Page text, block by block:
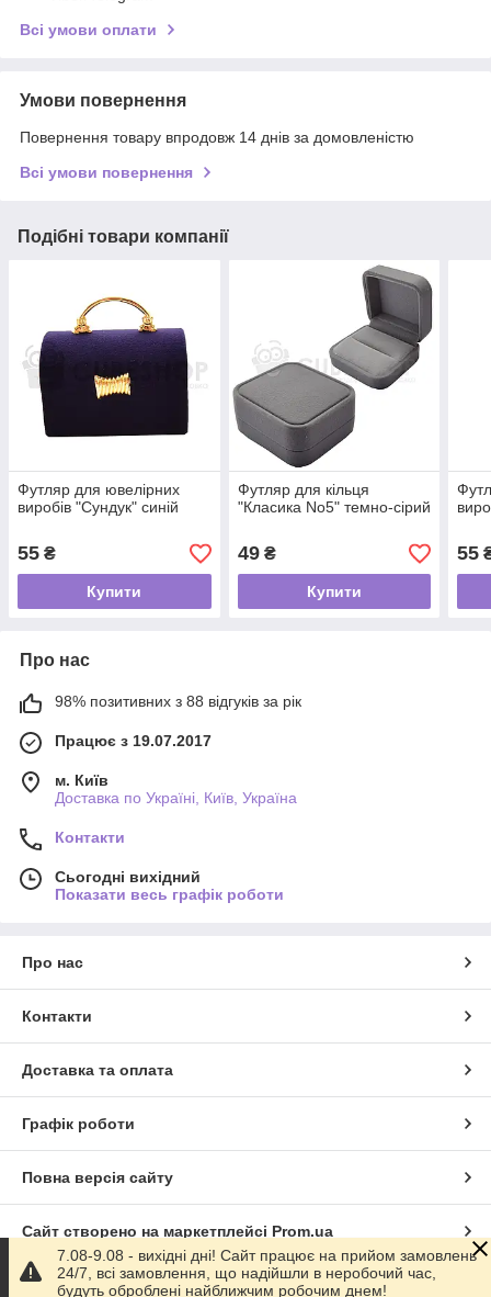
Всі умови оплати
Умови повернення
Повернення товару впродовж 14 днів за домовленістю
Всі умови повернення
Подібні товари компанії
Футляр для ювелірних
виробів "Сундук" синій
55 ₴
Купити
Футляр для кільця
"Класика No5" темно-сірий
49₴
Купити
55
Про нас
98% позитивних з 88 відгуків за рік
Працює з 19.07.2017
м. Київ
Доставка по Україні, Київ, Україна
Контакти
Сьогодні вихідний
Показати весь графік роботи
Про нас
Контакти
Доставка та оплата
Графік роботи
Повна версія сайту
Сайт створено на маркетплейсі Prom.ua
Політика конфіденційності
7.08-9.08 - вихідні дні! Сайт працює на прийом замовлень
24/7, всі замовлення, що надійшли в неробочий час,
будуть оброблені найближчим робочим днем!